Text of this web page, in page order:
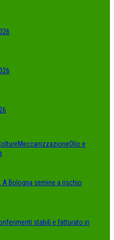
MeccanizzazioneOlio e
Bologna semine a rischio
stabili e fatturato in